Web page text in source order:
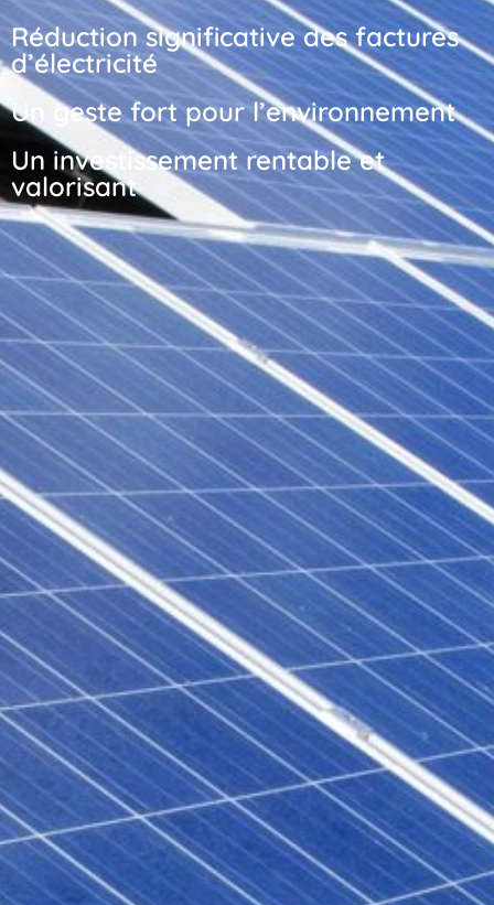
Réduction significative des factures
d’électricité
Un geste fort pour l’environnement
Un investissement rentable et
valorisant